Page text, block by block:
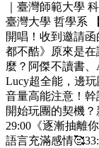
｜臺灣師範大學
臺灣大學 哲學系
開唱！收到邀請
都不酷》原來是
麼？阿傑不讀書
Lucy超全能，邊
音量高能注意！幹
開始玩團的契機
29:00《逐漸抽離
語言充滿感情